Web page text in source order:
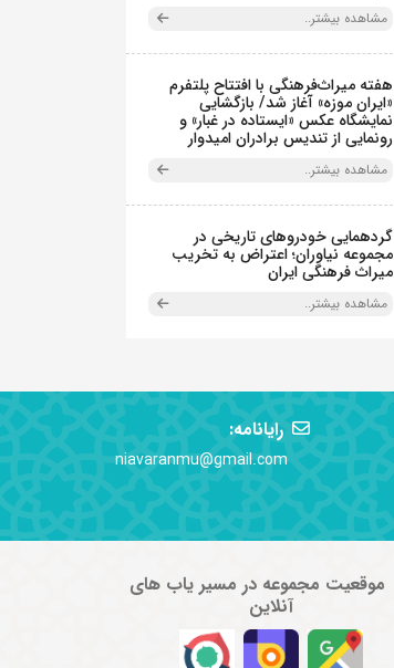
مشاهده بیشتر..
هفته میراث‌فرهنگی با افتتاح پلتفرم
«ایران موزه» آغاز شد/ بازگشایی
نمایشگاه عکس «ایستاده در غبار» و
رونمایی از تندیس برادران امیدوار
مشاهده بیشتر..
گردهمایی خودروهای تاریخی در
مجموعه نیاوران؛ اعتراض به تخریب
میراث فرهنگی ایران
مشاهده بیشتر..
رایانامه:
niavaranmu@gmail.com
موقعیت مجموعه در مسیر یاب های
آنلاین